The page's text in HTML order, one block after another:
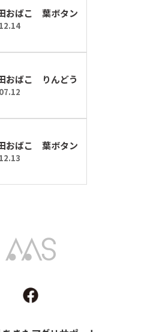
おばこ 葉ボタン
おばこ りんどう
おばこ 葉ボタン